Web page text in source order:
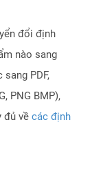
đổi định
nào sang
PDF,
PNG BMP),
đủ về các định